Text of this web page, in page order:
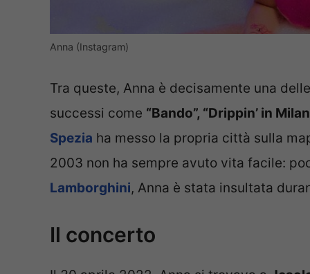
Anna (Instagram)
Tra queste, Anna è decisamente una
successi come “Bando”, “Drippin’ in
Spezia ha messo la propria città sulla
2003 non ha sempre avuto vita facile:
Lamborghini, Anna è stata insultata
Il concerto